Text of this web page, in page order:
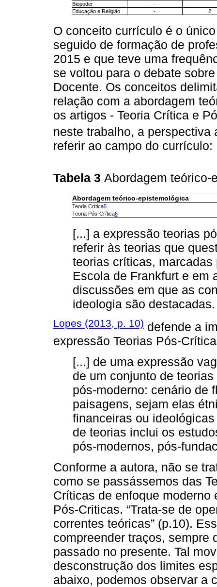
Biopoder
-
Educação e Religião
- 2
O conceito currículo é o
seguido de formação de
2015 e que teve uma
se voltou para o debate
Docente. Os conceitos
relação com a abordagem
os artigos - Teoria Crítica e
neste trabalho, a perspectiva
referir ao campo do currículo:
Tabela 3 Abordagem
Abordagem teórico-epistemológica
Teoria Crítica5
Teoria Pós-Crítica6
[...] a expressão teorias
referir às teorias que
teorias críticas,
Escola de Frankfurt e em
discussões em que as
ideologia são destacadas.
Lopes (2013, p. 10) defende a
expressão Teorias Pós-
[...] de uma expressão
de um conjunto de
pós-moderno: cenário de
paisagens, sejam elas
financeiras ou
de teorias inclui os
pós-modernos, pós-
Conforme a autora, não se
como se passássemos das
Críticas de enfoque moderno
Pós-Criticas. “Trata-se de
correntes teóricas” (p.10).
compreender traços, sempre
passado no presente. Tal
desconstrução dos limites
abaixo, podemos observar a